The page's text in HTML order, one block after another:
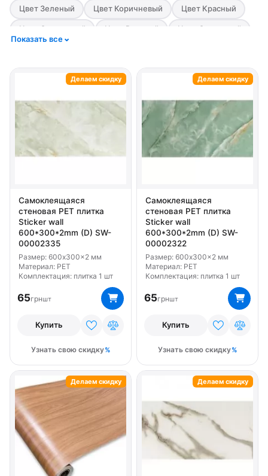
Цвет Зеленый Цвет Коричневый Цвет Красный
Цвет Оранжевый Цвет Розовый Цвет Салатовый
Цвет Черный Материал IXPE пена Материал PET
Материал ПВХ Материал Полиуретан
Материал Пористый полипропилен Материал Стекло
Стилизация Бетон Стилизация Дерево
Стилизация Однотонный Стилизация Узор
Тип Самоклеющаяся основа
Показать все
Самоклеящаяся
стеновая PET плитка
Sticker wall
600*300*2mm (D) SW-
00002335
Размер: 600x300x2 мм
Материал: PET
Комплектация: плитка 1 шт
65грншт
Купить
Узнать свою скидку
Делаем скидку
Самоклеящаяся
стеновая PET плитка
Sticker wall
600*300*2mm (D) SW-
00002322
Размер: 600x300x2 мм
Материал: PET
Комплектация: плитка 1 шт
65грншт
Купить
Узнать свою скидку
Делаем скидку
Делаем скидку Делаем скидку